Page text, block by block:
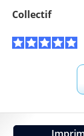
Collectif